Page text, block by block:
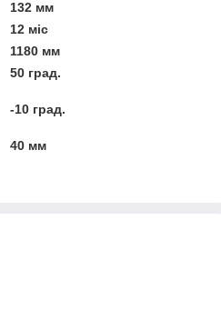
132 мм
12 міс
1180 мм
50 град.
-10 град.
40 мм